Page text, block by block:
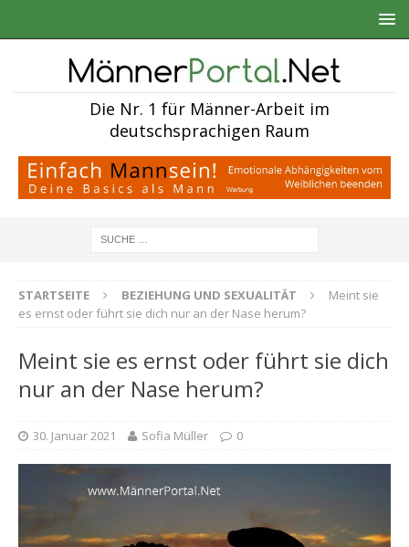
Die Nr. 1 für Männer-Arbeit im
deutschsprachigen Raum
STARTSEITE BEZIEHUNG UND SEXUALITÄT
Meint sie
es ernst oder führt sie dich nur an der Nase herum?
Meint sie es ernst oder führt sie dich
nur an der Nase herum?
30. Januar 2021 Sofia Müller 0